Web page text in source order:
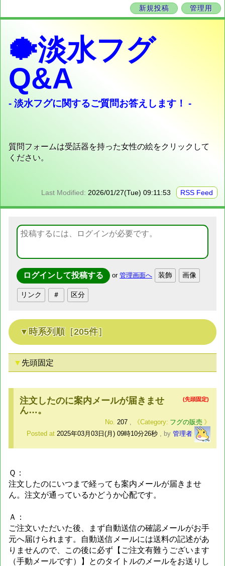
新規投稿 管理用
🐡淡水フグ
Q&A
- 淡水フグに関するご質問お答えします！ -
質問フォームは受話器を持った女性の絵をクリックして
ください。
Last Modified:2026/01/27(Tue) 09:11:53 RSS Feed
or 管理画面へ
時系列順［205件］
先頭固定
(先頭固定)
注文したのに案内メールが届きませ
ん…。
No. 207
フグの販売
Posted at 2025年03月03日(月) 09時10分26秒 , by 管理者
Ｑ：
注文したのにいつまで経っても案内メールが届きませ
ん。注文が通っているかどうか心配です。
Ａ：
ご注文いただいた後、まず自動送信の確認メールがお手
元へ届けられます。自動送信メールには送料の記述があ
りませんので、この後に必ず【ご注文有難うございます
（手動メールです）】とのタイトルのメールをお送りし